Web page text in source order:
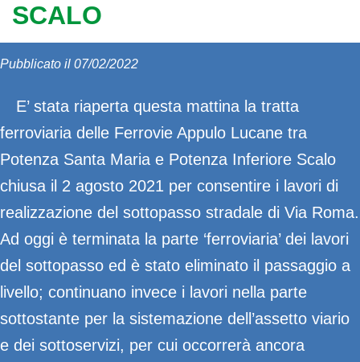
SCALO
Pubblicato il 07/02/2022
E’ stata riaperta questa mattina la tratta
ferroviaria delle Ferrovie Appulo Lucane tra
Potenza Santa Maria e Potenza Inferiore Scalo
chiusa il 2 agosto 2021 per consentire i lavori di
realizzazione del sottopasso stradale di Via Roma.
Ad oggi è terminata la parte ‘ferroviaria’ dei lavori
del sottopasso ed è stato eliminato il passaggio a
livello; continuano invece i lavori nella parte
sottostante per la sistemazione dell’assetto viario
e dei sottoservizi, per cui occorrerà ancora